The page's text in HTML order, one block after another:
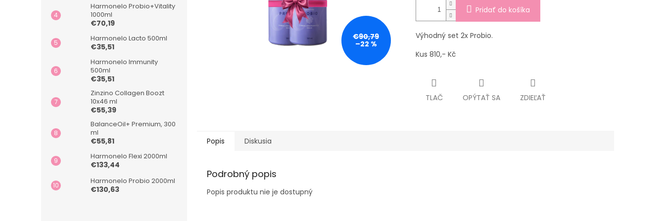
Harmonelo Probio+Vitality
1000ml
€70,19
Harmonelo Lacto 500ml
€35,51
Harmonelo Immunity
500ml
€35,51
Zinzino Collagen Boozt
10x46 ml
€55,39
BalanceOil+ Premium, 300
ml
€55,81
Harmonelo Flexi 2000ml
€133,44
Harmonelo Probio 2000ml
€130,63
€90,79
–22 %
Pridať do košíka
Výhodný set 2x Probio.
Kus 810,- Kč
TLAČ OPÝTAŤ SA ZDIEĽAŤ
Popis Diskusia
Podrobný popis
Popis produktu nie je dostupný